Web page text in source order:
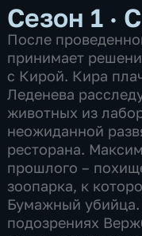
Сезон 1 ·
После
принимает
с Кирой. Кира
Леденева
животных из
неожиданной
ресторана.
прошлого –
зоопарка, к
Бумажный
подозрениях